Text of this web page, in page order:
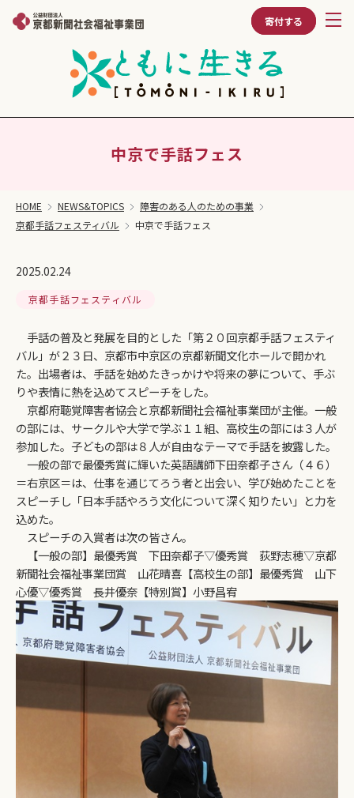
寄付する
中京で手話フェス
HOME NEWS&TOPICS
障害のある人のための事業
京都手話フェスティバル
中京で手話フェス
2025.02.24
京都手話フェスティバル
手話の普及と発展を目的とした「第２０回京都手話フェスティ
バル」が２３日、京都市中京区の京都新聞文化ホールで開かれ
た。出場者は、手話を始めたきっかけや将来の夢について、手ぶ
りや表情に熱を込めてスピーチをした。
京都府聴覚障害者協会と京都新聞社会福祉事業団が主催。一般
の部には、サークルや大学で学ぶ１１組、高校生の部には３人が
参加した。子どもの部は８人が自由なテーマで手話を披露した。
一般の部で最優秀賞に輝いた英語講師下田奈都子さん（４６）
＝右京区＝は、仕事を通じてろう者と出会い、学び始めたことを
スピーチし「日本手話やろう文化について深く知りたい」と力を
込めた。
スピーチの入賞者は次の皆さん。
【一般の部】最優秀賞 下田奈都子▽優秀賞 荻野志穂▽京都
新聞社会福祉事業団賞 山花晴喜【高校生の部】最優秀賞 山下
心優▽優秀賞 長井優奈【特別賞】小野昌宥